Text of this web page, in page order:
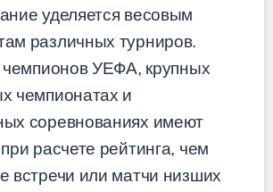
уделяется весовым
различных турниров.
чемпионов УЕФА, крупных
чемпионатах и
соревнованиях имеют
расчете рейтинга, чем
встречи или матчи низших